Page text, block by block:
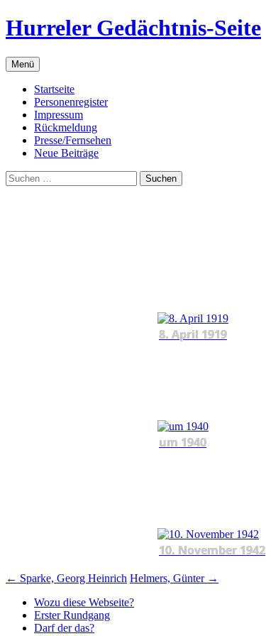
Zum
Inhalt
Hurreler Gedächtnis-Seite
Menü
Startseite
Personenregister
Impressum
Rückmeldung
Presse/Fernsehen
Neue Beiträge
Suchen
nach:
8. April 1919
um 1940
10. November 1942
Beitragsnavigation
← Sparke, Georg Heinrich Helmers, Günter →
Wozu diese Webseite?
Erster Rundgang
Darf der das?